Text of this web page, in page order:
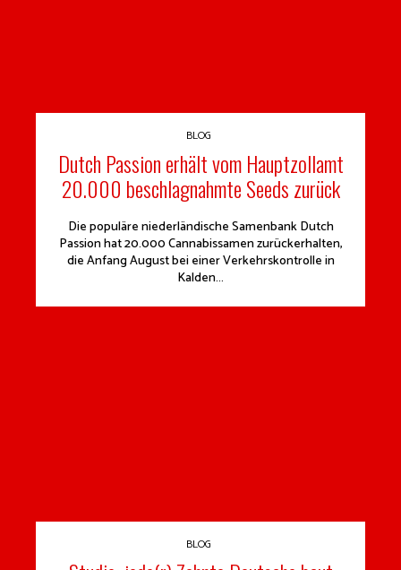
BLOG
Dutch Passion erhält vom Hauptzollamt
20.000 beschlagnahmte Seeds zurück
Die populäre niederländische Samenbank Dutch
Passion hat 20.000 Cannabissamen zurückerhalten,
die Anfang August bei einer Verkehrskontrolle in
Kalden...
BLOG